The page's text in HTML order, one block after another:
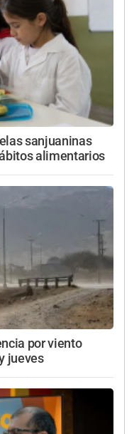
sanjuaninas
alimentarios
por viento
jueves